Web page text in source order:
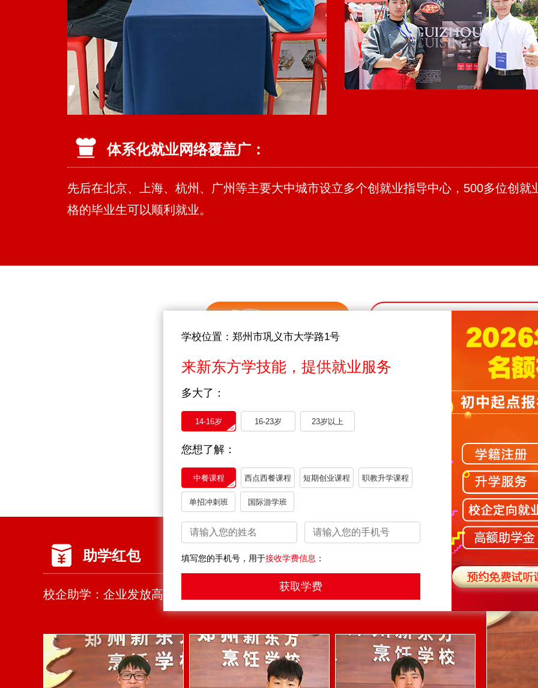
学校位置：郑州市巩义市大学路1号
来新东方学技能，提供就业服务
多大了：
14-16岁 16-23岁 23岁以上
您想了解：
中餐课程 西点西餐课程 短期创业课程 职教升学课程
单招冲刺班 国际游学班
填写您的手机号，用于接收学费信息 ：
体系化就业网络覆盖广：
先后在北京、上海、杭州、广州等主要大中城市设立多个创就业指导中心，500多位创
格的毕业生可以顺利就业。
报名享优惠 企业发放高额助
Apply for preferential enterprises and issue high amount of financial aid
助学红包
校企助学：企业发放高额奖学金，入学可享助学优惠，共同为梦想助力。